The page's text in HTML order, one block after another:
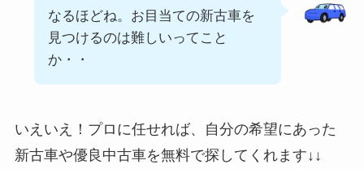
なるほどね。お目当ての新古車を
見つけるのは難しいってこと
か・・
いえいえ！プロに任せれば、自分の希望にあった
新古車や優良中古車を無料で探してくれます↓↓